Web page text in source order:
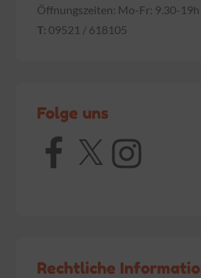
Öffnungszeiten: Mo-Fr: 9.30-19h
T: 09521 / 618105
Folge uns
Facebook
X Instagram
Rechtliche